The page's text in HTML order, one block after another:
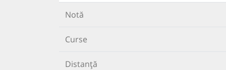
Notă
Curse
Distanță